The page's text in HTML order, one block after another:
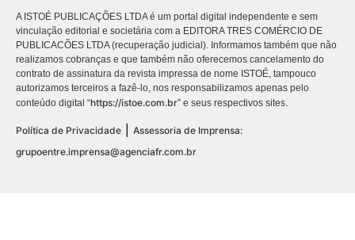
A ISTOÉ PUBLICAÇÕES LTDA é um portal digital independente e sem
vinculação editorial e societária com a EDITORA TRES COMÉRCIO DE
PUBLICACÕES LTDA (recuperação judicial). Informamos também que não
realizamos cobranças e que também não oferecemos cancelamento do
contrato de assinatura da revista impressa de nome ISTOÉ, tampouco
autorizamos terceiros a fazê-lo, nos responsabilizamos apenas pelo
conteúdo digital “https://istoe.com.br” e seus respectivos sites.
Política de Privacidade | Assessoria de Imprensa:
grupoentre.imprensa@agenciafr.com.br